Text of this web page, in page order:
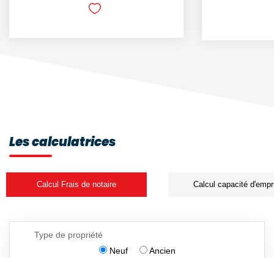
Les calculatrices
Calcul Frais de notaire Calcul capacité